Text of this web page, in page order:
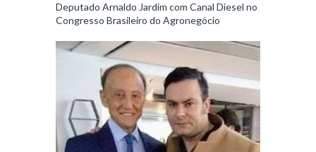
Deputado Arnaldo Jardim com Canal Diesel no
Congresso Brasileiro do Agronegócio